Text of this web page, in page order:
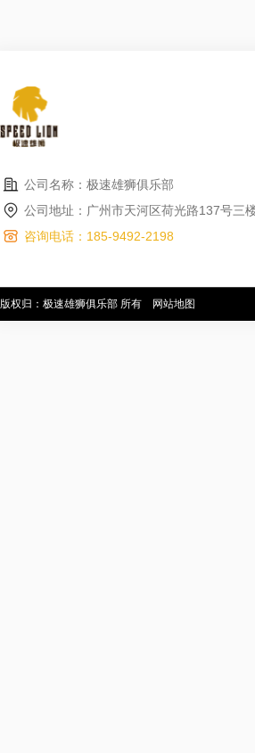
公司名称：极速雄狮俱乐部
公司地址：广州市天河区荷光路137号三
咨询电话：185-9492-2198
版权归：极速雄狮俱乐部 所有 网站地图